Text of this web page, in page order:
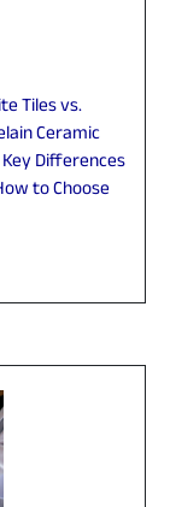
Tiles vs.
Ceramic
Key Differences
to Choose